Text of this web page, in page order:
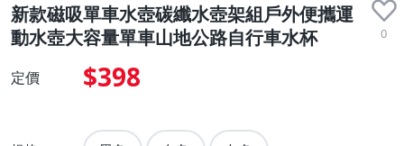
新款磁吸單車水壺碳纖水壺架組戶外便攜運
動水壺大容量單車山地公路自行車水杯
0
定價 $398